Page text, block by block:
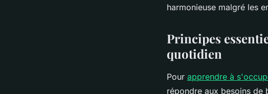
harmonieuse malgré les
Principes
quotidien
Pour apprendre à
répondre aux besoins de